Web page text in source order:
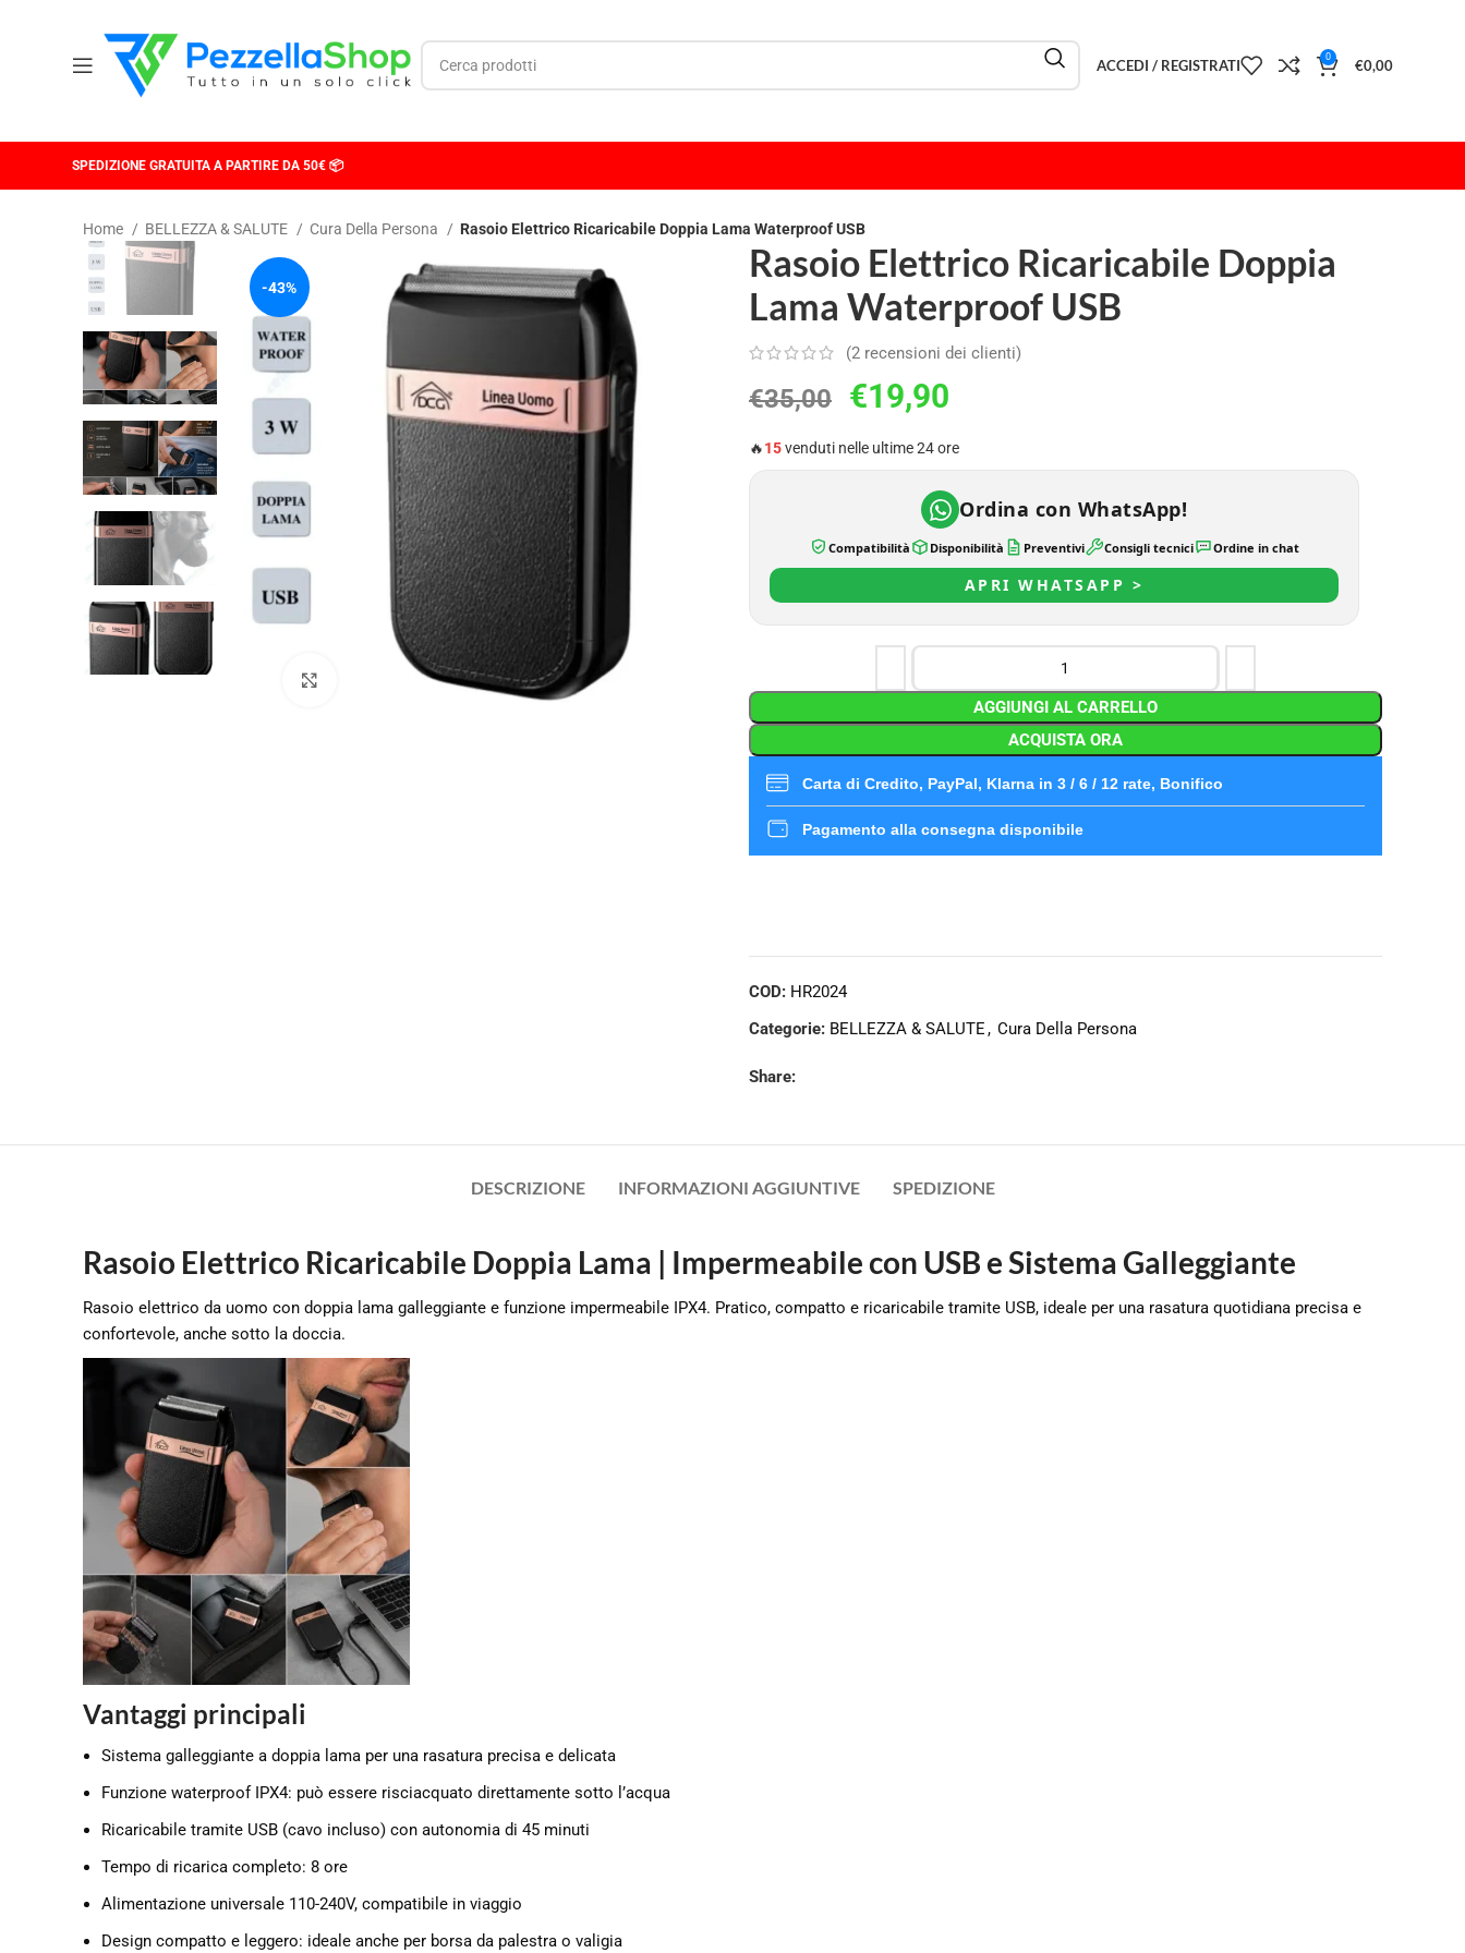
ACCEDI / REGISTRATI 0 €0,00
SPEDIZIONE GRATUITA A PARTIRE DA 50€ 📦
Home BELLEZZA & SALUTE Cura Della Persona Rasoio Elettrico Ricaricabile Doppia Lama Waterproof USB
-43%
Clicca per ingrandire
Rasoio Elettrico Ricaricabile Doppia
Lama Waterproof USB
(2 recensioni dei clienti)
€35,00 €19,90
🔥15venduti nelle ultime 24 ore
Ordina con WhatsApp!
Compatibilità Disponibilità Preventivi Consigli tecnici Ordine in chat
APRI WHATSAPP >
AGGIUNGI AL CARRELLO
ACQUISTA ORA
Carta di Credito, PayPal, Klarna in 3 / 6 / 12 rate, Bonifico
Pagamento alla consegna disponibile
COD: HR2024
Categorie: BELLEZZA & SALUTE, Cura Della Persona
Share:
DESCRIZIONE INFORMAZIONI AGGIUNTIVE SPEDIZIONE
Rasoio Elettrico Ricaricabile Doppia Lama | Impermeabile con USB e Sistema Galleggiante
Rasoio elettrico da uomo con doppia lama galleggiante e funzione impermeabile IPX4. Pratico, compatto e ricaricabile tramite USB, ideale per una rasatura quotidiana precisa e
confortevole, anche sotto la doccia.
Vantaggi principali
Sistema galleggiante a doppia lama per una rasatura precisa e delicata
Funzione waterproof IPX4: può essere risciacquato direttamente sotto l’acqua
Ricaricabile tramite USB (cavo incluso) con autonomia di 45 minuti
Tempo di ricarica completo: 8 ore
Alimentazione universale 110-240V, compatibile in viaggio
Design compatto e leggero: ideale anche per borsa da palestra o valigia